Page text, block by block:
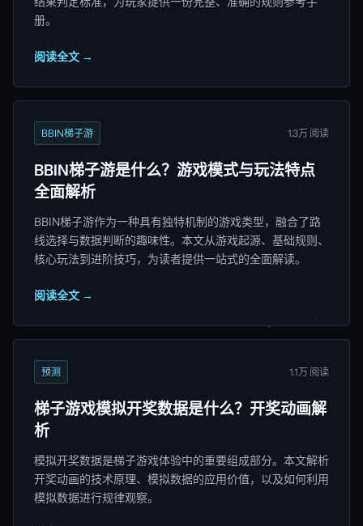
册。
阅读全文 →
BBIN梯子游 1.3万 阅读
BBIN梯子游是什么？游戏模式与玩法特点
全面解析
BBIN梯子游作为一种具有独特机制的游戏类型，融合了路
线选择与数据判断的趣味性。本文从游戏起源、基础规则、
核心玩法到进阶技巧，为读者提供一站式的全面解读。
阅读全文 →
预测 1.1万 阅读
梯子游戏模拟开奖数据是什么？开奖动画解
析
模拟开奖数据是梯子游戏体验中的重要组成部分。本文解析
开奖动画的技术原理、模拟数据的应用价值，以及如何利用
模拟数据进行规律观察。